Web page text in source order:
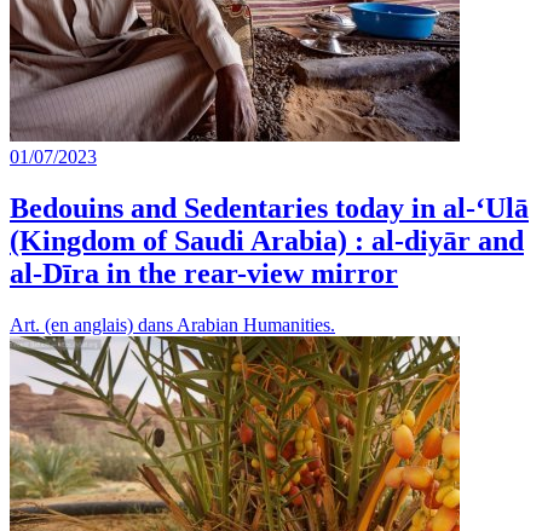
01/07/2023
Bedouins and Sedentaries today in al-‘Ulā
(Kingdom of Saudi Arabia) : al-diyār and
al-Dīra in the rear-view mirror
Art. (en anglais) dans Arabian Humanities.